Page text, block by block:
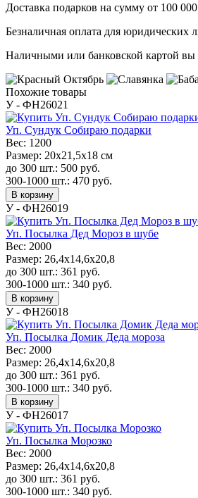
Доставка подарков на сумму от 100
Безналичная оплата для юридических
Наличными или банковской картой вы
Похожие товары
У - ФН26021
Уп. Сундук Собираю подарки
Вес: 1200
Размер: 20x21,5x18 см
до 300 шт.: 500 руб.
300-1000 шт.: 470 руб.
В корзину
У - ФН26019
Уп. Посылка Дед Мороз в шубе
Вес: 2000
Размер: 26,4x14,6x20,8
до 300 шт.: 361 руб.
300-1000 шт.: 340 руб.
В корзину
У - ФН26018
Уп. Посылка Домик Деда мороза
Вес: 2000
Размер: 26,4x14,6x20,8
до 300 шт.: 361 руб.
300-1000 шт.: 340 руб.
В корзину
У - ФН26017
Уп. Посылка Морозко
Вес: 2000
Размер: 26,4x14,6x20,8
до 300 шт.: 361 руб.
300-1000 шт.: 340 руб.